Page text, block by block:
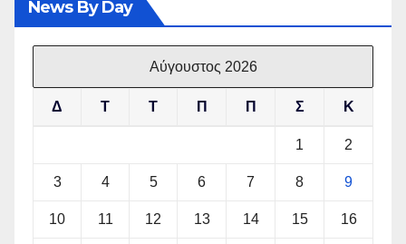
News By Day
Αύγουστος 2026
Δ Τ Τ Π Π Σ Κ
1 2
3 4 5 6 7 8 9
10 11 12 13 14 15 16